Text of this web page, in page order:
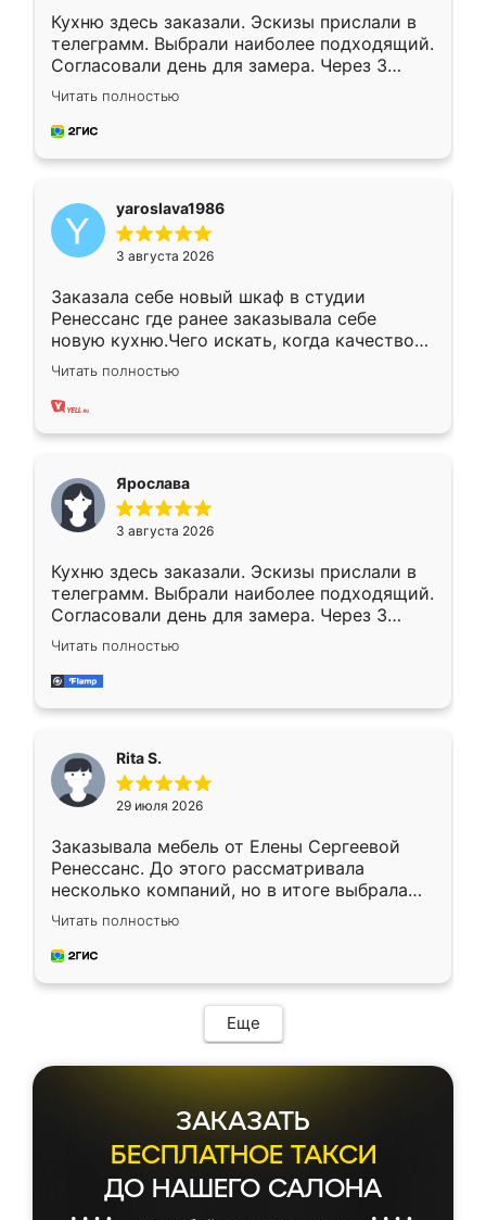
Кухню здесь заказали. Эскизы прислали в
телеграмм. Выбрали наиболее подходящий.
Согласовали день для замера. Через 3
недели кухня была уже готова. Остались
довольны работой. Спасибо Ренессанс
мебель за качественную работу!
Читать полностью
yaroslava1986
3 августа 2026
Заказала себе новый шкаф в студии
Ренессанс где ранее заказывала себе
новую кухню.Чего искать, когда качеством
вполне довольна. Служит кухня уже почти
два года, нареканий нет.
Читать полностью
Ярослава
3 августа 2026
Кухню здесь заказали. Эскизы прислали в
телеграмм. Выбрали наиболее подходящий.
Согласовали день для замера. Через 3
недели кухня была уже готова. Остались
довольны работой. Спасибо Ренессанс
мебель за качественную работу!
Читать полностью
Rita S.
29 июля 2026
Заказывала мебель от Елены Сергеевой
Ренессанс. До этого рассматривала
несколько компаний, но в итоге выбрала
эту. Сначала обговорили условия, потом
приехал замерщик, всё спокойно объяснил
и снял размеры. Изготовили в срок, с
мебель сразу встала на свое место без
каких-либо доработок. Качеством осталась
довольна, все выглядит так, как и ожидала.
Читать полностью
Еще
ЗАКАЗАТЬ
БЕСПЛАТНОЕ ТАКСИ
ДО НАШЕГО САЛОНА